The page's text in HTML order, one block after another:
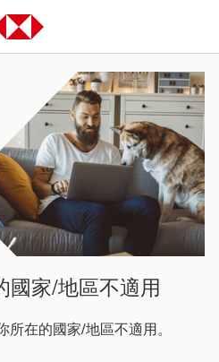
國家/地區不適用
在的國家/地區不適用。